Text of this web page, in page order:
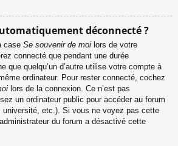
déconnecté ?
case Se souvenir de moi lors de votre
connecté que pendant une durée
que quelqu’un d’autre utilise votre compte à
ordinateur. Pour rester connecté, cochez
lors de la connexion. Ce n’est pas
un ordinateur public pour accéder au forum
université, etc.). Si vous ne voyez pas cette
du forum a désactivé cette